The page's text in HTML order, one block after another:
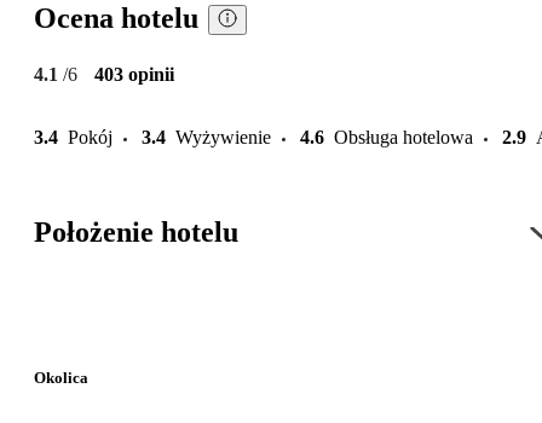
Ocena hotelu
4.1 /6 403 opinii
3.4 Pokój 3.4 Wyżywienie 4.6 Obsługa hotelowa 2.9
Położenie hotelu
Okolica